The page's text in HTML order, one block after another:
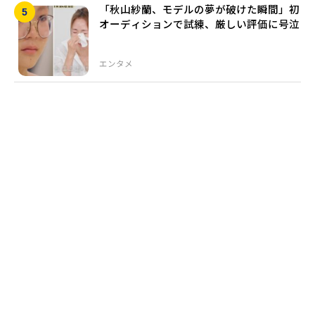
エンタメ
「秋山紗蘭、モデルの夢が破けた瞬間」初
オーディションで試練、厳しい評価に号泣